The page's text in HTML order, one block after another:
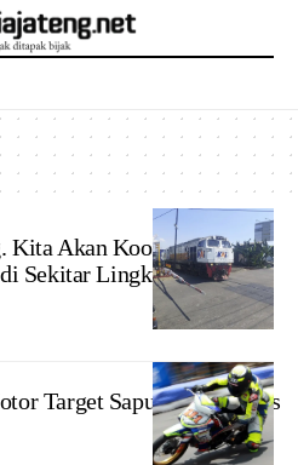
Kereta
melintas di
perlintasan
sebidang di
Semarang.
Foto: Wahyu
Prabowo
Kita Akan Koordinasi
Sekitar Lingkungan
Target Sapu Bersih Emas